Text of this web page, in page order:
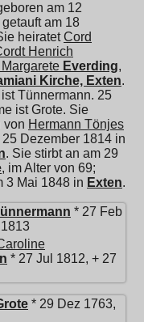
am 12
am 18
heiratetCord
Henrich
Everding,
Kirche, Exten.
Tünnermann. 25
ist Grote. Sie
von Hermann Tönjes
25 Dezember 1814 in
. Sie stirbt an am 29
, im Alter von 69;
3 Mai 1848 in Exten.
* 27 Feb
* 27 Jul 1812, + 27
* 29 Dez 1763,